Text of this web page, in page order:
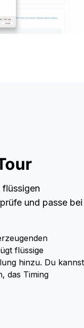
flüssigen
und passe bei
flüssige
hinzu. Du kannst
das Timing